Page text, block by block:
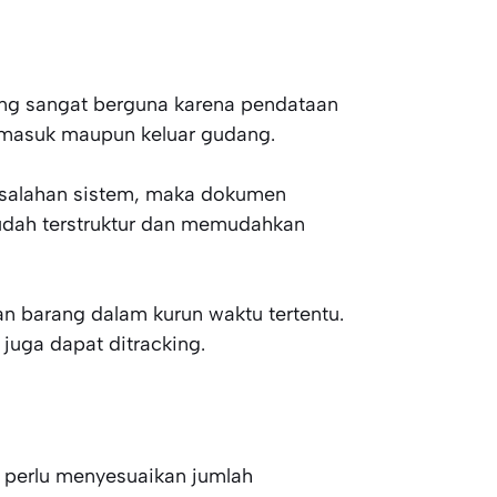
sangat berguna karena pendataan
maupun keluar gudang.
sistem, maka dokumen
terstruktur dan memudahkan
barang dalam kurun waktu tertentu.
dapat ditracking.
menyesuaikan jumlah